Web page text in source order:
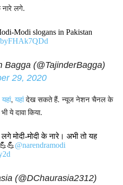
नारे लगे.
Modi slogans in Pakistan
(@TajinderBagga)
29, 2020
यहां,यहांदेख सकते हैं. न्यूज नेशन चैनल के
ये दावा किया.
मोदी-मोदी के नारे। अभी तो यह
@narendramodi
(@DChaurasia2312)